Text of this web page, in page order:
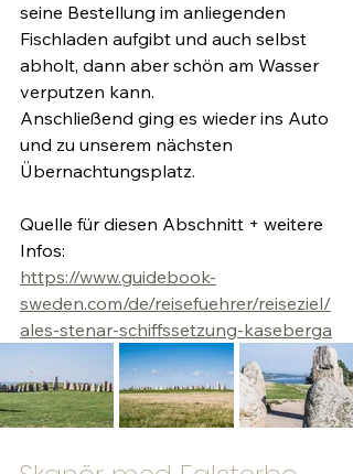
seine Bestellung im anliegenden
Fischladen aufgibt und auch selbst
abholt, dann aber schön am Wasser
verputzen kann.
Anschließend ging es wieder ins Auto
und zu unserem nächsten
Übernachtungsplatz.
Quelle für diesen Abschnitt + weitere
Infos:
https://www.guidebook-
sweden.com/de/reisefuehrer/reiseziel/
ales-stenar-schiffssetzung-kaseberga